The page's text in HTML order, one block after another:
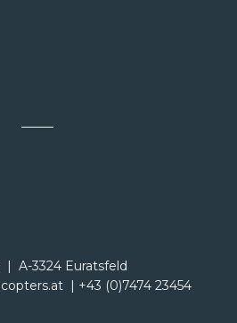
| A-3324 Euratsfeld
| +43 (0)7474 23454